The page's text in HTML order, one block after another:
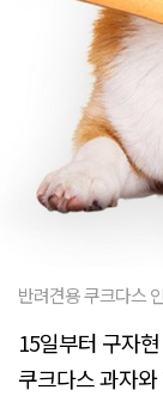
반려견용 쿠크다스
15일부터 구자
쿠크다스 과자